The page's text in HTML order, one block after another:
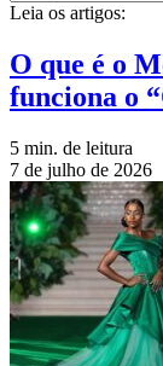
Leia os artigos:
O que é o
funciona o
5 min. de leitura
7 de julho de 2026